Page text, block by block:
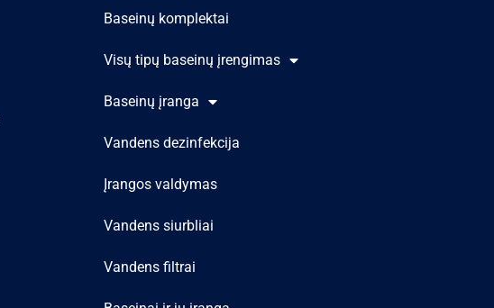
Baseinų komplektai
Visų tipų baseinų įrengimas
Baseinų įranga
Vandens dezinfekcija
Įrangos valdymas
Vandens siurbliai
Vandens filtrai